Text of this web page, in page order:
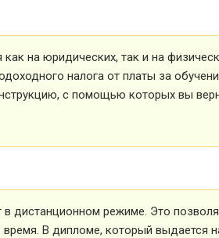
на юридических, так и на
налога от платы за
с помощью которых вы
в дистанционном режиме. Это
В дипломе, который выдается